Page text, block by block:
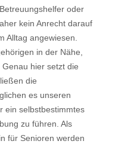
oder
kein Anrecht darauf
Alltag angewiesen.
in der Nähe,
hier setzt die
die
es unseren
ein selbstbestimmtes
zu führen. Als
für Senioren werden